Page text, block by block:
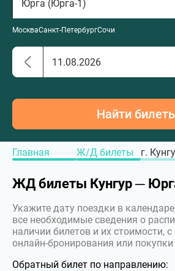
МоскваСанкт-ПетербургСочи
Найти
Главная Ж/Д билеты г.
ЖД билеты Кунгур ─
Укажите дату поездки в
все необходимые сведения о
наличии билетов и их стоимости,
онлайн-бронирования или покупки
Обратный билет по направлению: